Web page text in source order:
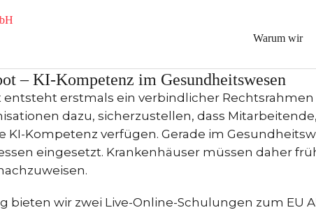
Warum wir
des Gesundheitswesens
– KI-Kompetenz im Gesundheitswesen
entsteht erstmals ein verbindlicher
dazu, sicherzustellen, dass
KI-Kompetenz verfügen. Gerade im
eingesetzt. Krankenhäuser müssen daher
bieten wir zwei Live-Online-Schulungen zum EU